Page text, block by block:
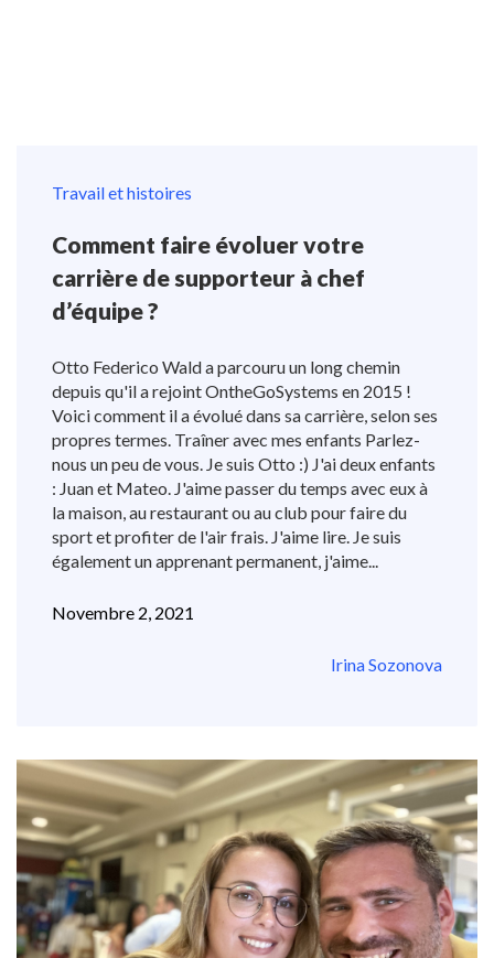
Travail et histoires
Comment faire évoluer votre
carrière de supporteur à chef
d’équipe ?
Otto Federico Wald a parcouru un long chemin
depuis qu'il a rejoint OntheGoSystems en 2015 !
Voici comment il a évolué dans sa carrière, selon ses
propres termes. Traîner avec mes enfants Parlez-
nous un peu de vous. Je suis Otto :) J'ai deux enfants
: Juan et Mateo. J'aime passer du temps avec eux à
la maison, au restaurant ou au club pour faire du
sport et profiter de l'air frais. J'aime lire. Je suis
également un apprenant permanent, j'aime...
Novembre 2, 2021
Irina Sozonova